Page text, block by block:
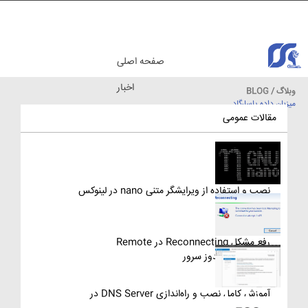
وبلاگ / BLOG
میزبان داده پاسارگاد
صفحه اصلی
اخبار
مقالات عمومی
نصب و استفاده از ویرایشگر متنی nano در لینوکس
رفع مشکل Reconnecting در Remote
Desktop ویندوز سرور
آموزش کامل نصب و راه‌اندازی DNS Server در